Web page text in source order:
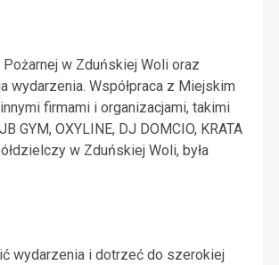
w Zduńskiej Woli oraz
Współpraca z Miejskim
firmami i organizacjami, takimi
GYM, OXYLINE, DJ DOMCIO, KRATA
w Zduńskiej Woli, była
wydarzenia i dotrzeć do szerokiej